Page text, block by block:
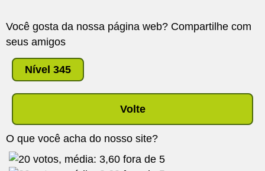
Você gosta da nossa página web? Compartilhe com
seus amigos
Nível 345
Volte
O que você acha do nosso site?